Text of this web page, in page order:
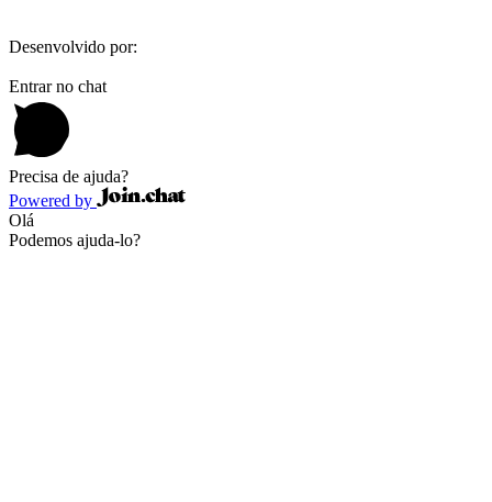
Desenvolvido por:
Entrar no chat
Precisa de ajuda?
Powered by
Olá
Podemos ajuda-lo?